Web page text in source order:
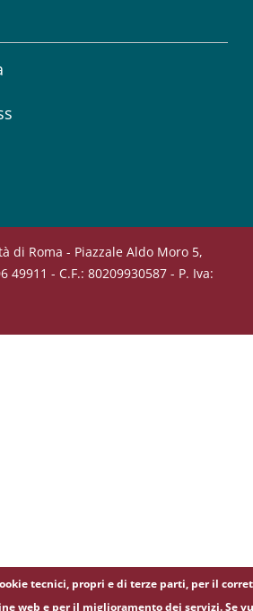
di Roma - Piazzale Aldo Moro 5,
49911 - C.F.: 80209930587 - P. Iva:
tecnici, propri e di terze parti, per il
web e per il miglioramento dei servizi. Se